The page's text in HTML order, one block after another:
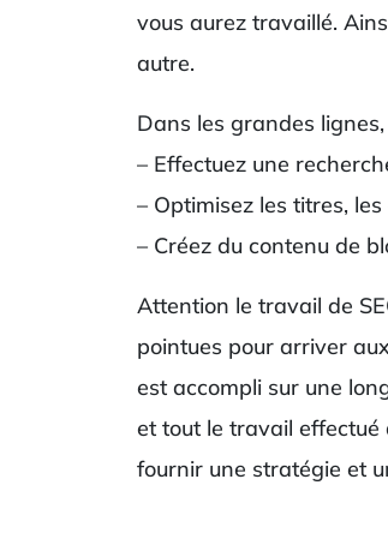
vous aurez travaillé.
autre.
Dans les grandes
– Effectuez une
– Optimisez les titres,
– Créez du contenu de
Attention le travail de
pointues pour arriver
est accompli sur une
et tout le travail effectué
fournir une stratégie et